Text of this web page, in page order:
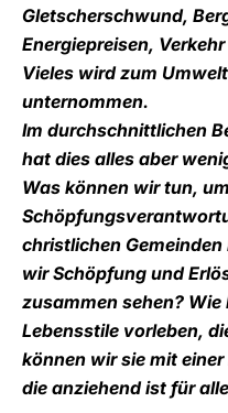
Gletscherschwund,
Energiepreisen,
Vieles wird zum
unternommen.
Im durchschnittlichen
hat dies alles aber
Was können wir tun,
christlichen
wir Schöpfung und
zusammen sehen?
Lebensstile vorleben,
können wir sie mit
die anziehend ist für